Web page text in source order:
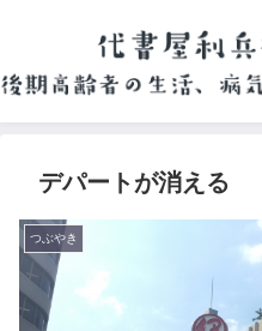
デパートが消える
つぶやき